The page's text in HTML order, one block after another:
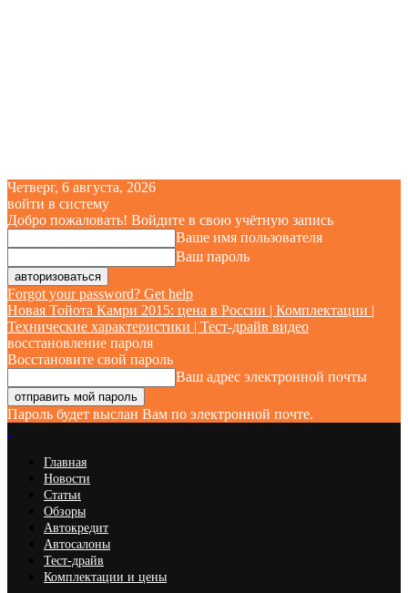
Четверг, 6 августа, 2026
войти в систему
Добро пожаловать! Войдите в свою учётную запись
Ваше имя пользователя
Ваш пароль
Forgot your password? Get help
Новая Тойота Камри 2015: цена в России | Комплектации |
Технические характеристики | Тест-драйв видео
восстановление пароля
Восстановите свой пароль
Ваш адрес электронной почты
Пароль будет выслан Вам по электронной почте.
Главная
Новости
Статьи
Обзоры
Автокредит
Автосалоны
Тест-драйв
Комплектации и цены